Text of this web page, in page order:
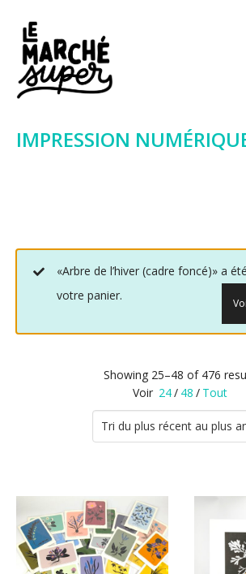
IMPRESSION
«Arbre de l’hiver (cadre foncé)» a
votre panier.
Showing 25–48 of 476
Voir 24/ 48 / Tout